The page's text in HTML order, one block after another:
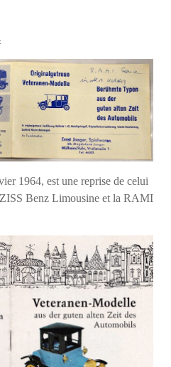
1964, est une reprise de celui
Benz Limousine et la RAMI